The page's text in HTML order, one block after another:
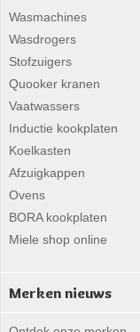
Wasmachines
Wasdrogers
Stofzuigers
Quooker kranen
Vaatwassers
Inductie kookplaten
Koelkasten
Afzuigkappen
Ovens
BORA kookplaten
Miele shop online
Merken nieuws